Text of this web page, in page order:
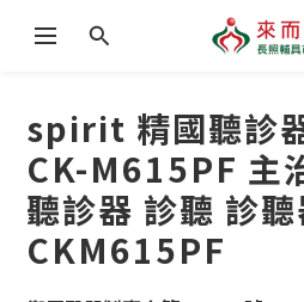
spirit 精國聽診
CK-M615PF 主
聽診器 診聽 診
CKM615PF